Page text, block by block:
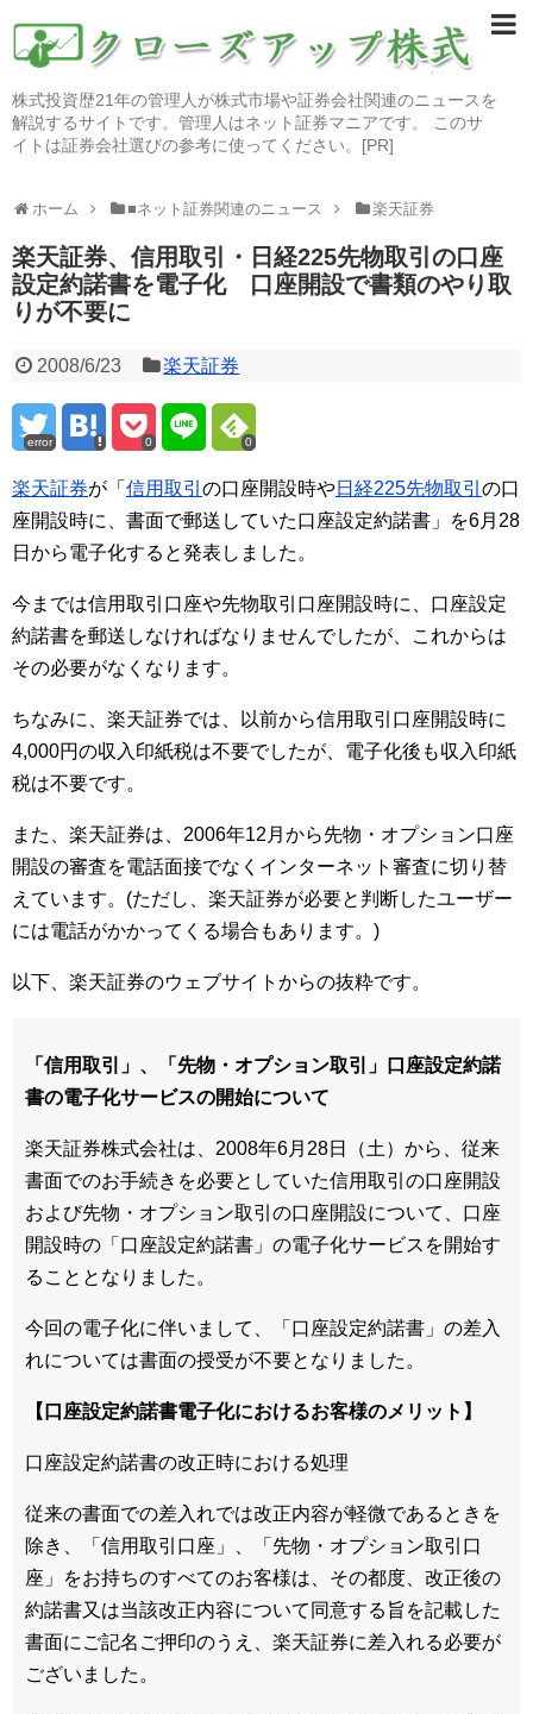
株式投資歴21年の管理人が株式市場や証券会社関連のニュースを
解説するサイトです。管理人はネット証券マニアです。 このサ
イトは証券会社選びの参考に使ってください。[PR]
ホーム ■ネット証券関連のニュース 楽天証券
楽天証券、信用取引・日経225先物取引の口座
設定約諾書を電子化 口座開設で書類のやり取
りが不要に
2008/6/23 楽天証券
error 0 0
楽天証券が「 信用取引 の口座開設時や日経225先物取引 の口
座開設時に、書面で郵送していた口座設定約諾書」を6月28
日から電子化すると発表しました。
今までは信用取引口座や先物取引口座開設時に、口座設定
約諾書を郵送しなければなりませんでしたが、これからは
その必要がなくなります。
ちなみに、楽天証券では、以前から信用取引口座開設時に
4,000円の収入印紙税は不要でしたが、電子化後も収入印紙
税は不要です。
また、楽天証券は、2006年12月から先物・オプション口座
開設の審査を電話面接でなくインターネット審査に切り替
えています。(ただし、楽天証券が必要と判断したユーザー
には電話がかかってくる場合もあります。)
以下、楽天証券のウェブサイトからの抜粋です。
「信用取引」、「先物・オプション取引」口座設定約諾
書の電子化サービスの開始について
楽天証券株式会社は、2008年6月28日（土）から、従来
書面でのお手続きを必要としていた信用取引の口座開設
および先物・オプション取引の口座開設について、口座
開設時の「口座設定約諾書」の電子化サービスを開始す
ることとなりました。
今回の電子化に伴いまして、「口座設定約諾書」の差入
れについては書面の授受が不要となりました。
【口座設定約諾書電子化におけるお客様のメリット】
口座設定約諾書の改正時における処理
従来の書面での差入れでは改正内容が軽微であるときを
除き、「信用取引口座」、「先物・オプション取引口
座」をお持ちのすべてのお客様は、その都度、改正後の
約諾書又は当該改正内容について同意する旨を記載した
書面にご記名ご押印のうえ、楽天証券に差入れる必要が
ございました。